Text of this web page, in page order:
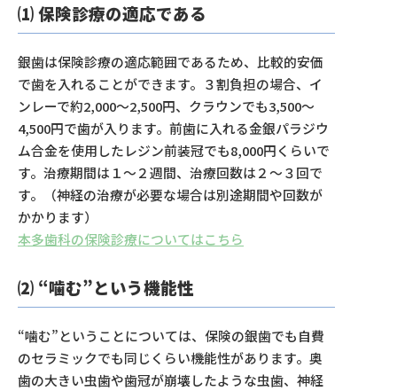
⑴ 保険診療の適応である
銀歯は保険診療の適応範囲であるため、比較的安価
で歯を入れることができます。３割負担の場合、イ
ンレーで約2,000〜2,500円、クラウンでも3,500〜
4,500円で歯が入ります。前歯に入れる金銀パラジウ
ム合金を使用したレジン前装冠でも8,000円くらいで
す。治療期間は１〜２週間、治療回数は２〜３回で
す。（神経の治療が必要な場合は別途期間や回数が
かかります）
本多歯科の保険診療についてはこちら
⑵ “噛む”という機能性
“噛む”ということについては、保険の銀歯でも自費
のセラミックでも同じくらい機能性があります。奥
歯の大きい虫歯や歯冠が崩壊したような虫歯、神経